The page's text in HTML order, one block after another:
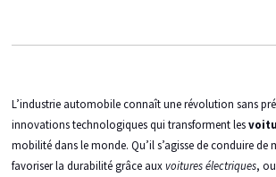
L’industrie automobile connaît une révolution sans
innovations technologiques qui transforment les
mobilité dans le monde. Qu’il s’agisse de conduire de
favoriser la durabilité grâce auxvoitures électriques,